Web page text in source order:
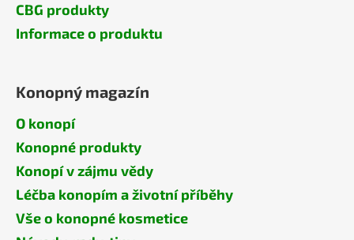
CBG produkty
Informace o produktu
Konopný magazín
O konopí
Konopné produkty
Konopí v zájmu vědy
Léčba konopím a životní příběhy
Vše o konopné kosmetice